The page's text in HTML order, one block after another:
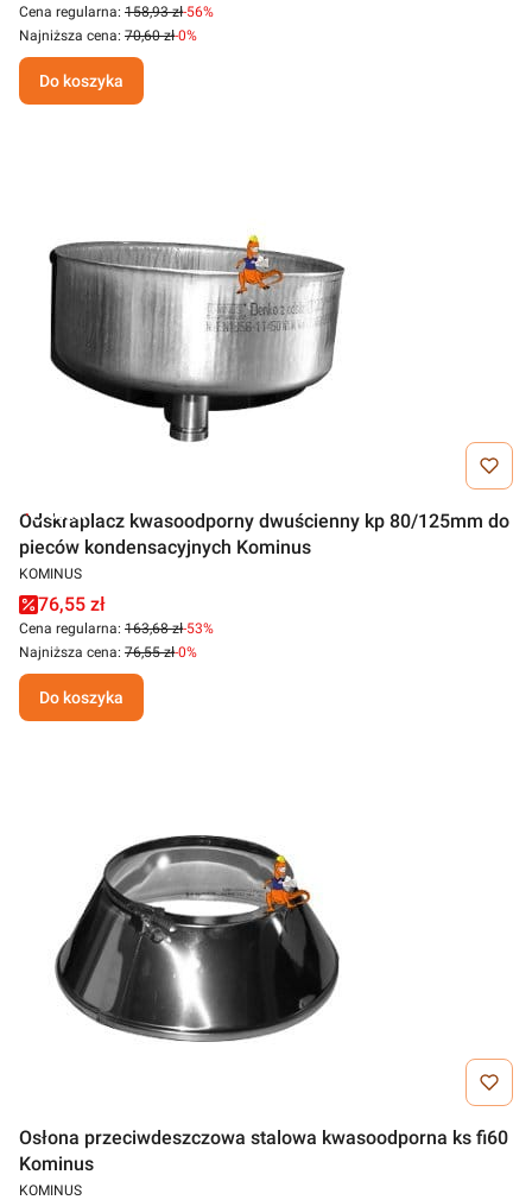
Cena regularna: 158,93 zł-56%
Najniższa cena: 70,60 zł-0%
Do koszyka
Outlet
Odskraplacz kwasoodporny dwuścienny kp 80/125mm do
pieców kondensacyjnych Kominus
KOMINUS
76,55 zł
Cena regularna: 163,68 zł-53%
Najniższa cena: 76,55 zł-0%
Do koszyka
Osłona przeciwdeszczowa stalowa kwasoodporna ks fi60
Kominus
KOMINUS